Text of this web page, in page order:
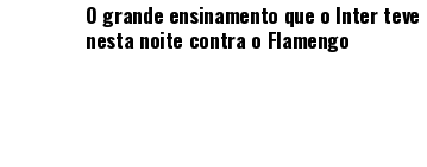
O grande ensinamento que o Inter teve
nesta noite contra o Flamengo